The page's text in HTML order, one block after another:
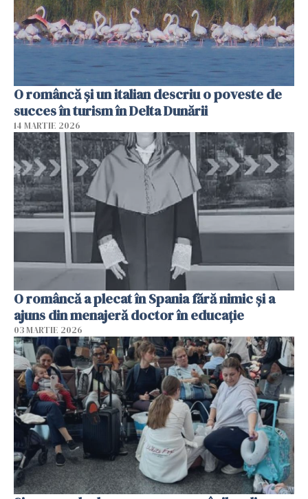
O româncă și un italian descriu o poveste de
succes în turism în Delta Dunării
14 MARTIE 2026
O româncă a plecat în Spania fără nimic și a
ajuns din menajeră doctor în educație
03 MARTIE 2026